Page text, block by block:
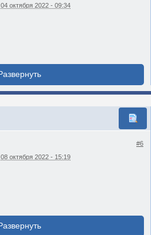
04 октября 2022 - 09:34
#6
08 октября 2022 - 15:19